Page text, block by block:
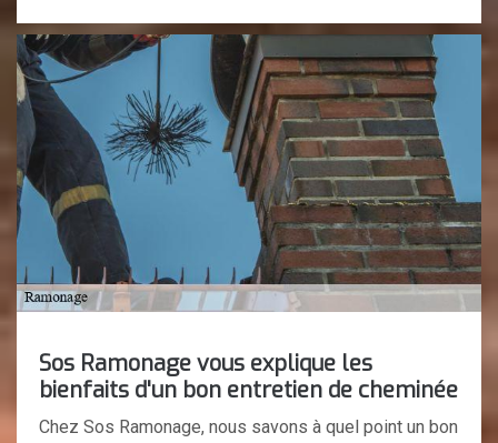
Sos Ramonage vous explique les
bienfaits d'un bon entretien de cheminée
Chez Sos Ramonage, nous savons à quel point un bon